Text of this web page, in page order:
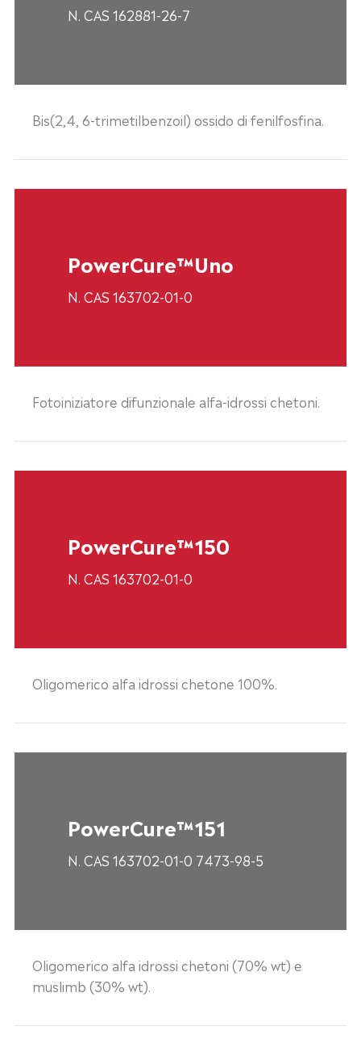
N. CAS 162881-26-7
Bis(2,4, 6-trimetilbenzoil) ossido di fenilfosfina.
PowerCure™Uno
N. CAS 163702-01-0
Fotoiniziatore difunzionale alfa-idrossi chetoni.
PowerCure™150
N. CAS 163702-01-0
Oligomerico alfa idrossi chetone 100%.
PowerCure™151
N. CAS 163702-01-0 7473-98-5
Oligomerico alfa idrossi chetoni (70% wt) e
muslimb (30% wt).